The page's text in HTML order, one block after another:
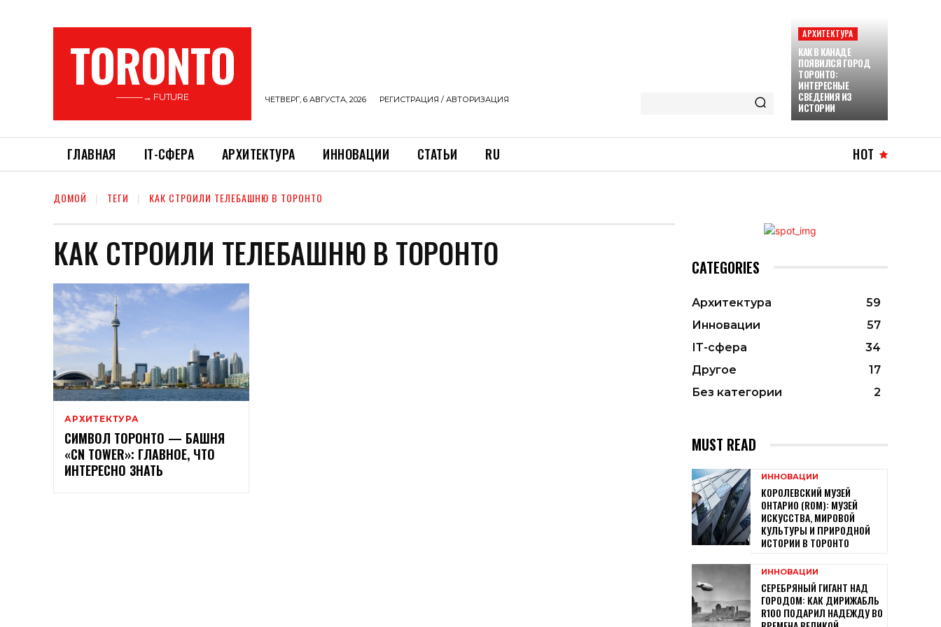
TORONTO
———→ FUTURE ЧЕТВЕРГ, 6 АВГУСТА, 2026 РЕГИСТРАЦИЯ / АВТОРИЗАЦИЯ
АРХИТЕКТУРА
КАК В КАНАДЕ
ПОЯВИЛСЯ ГОРОД
ТОРОНТО:
ИНТЕРЕСНЫЕ
СВЕДЕНИЯ ИЗ
ИСТОРИИ
ГЛАВНАЯ ІТ-СФЕРА АРХИТЕКТУРА ИННОВАЦИИ СТАТЬИ RU HOT
ДОМОЙ ТЕГИ КАК СТРОИЛИ ТЕЛЕБАШНЮ В ТОРОНТО
КАК СТРОИЛИ ТЕЛЕБАШНЮ В ТОРОНТО
АРХИТЕКТУРА
СИМВОЛ ТОРОНТО — БАШНЯ
«CN TOWER»: ГЛАВНОЕ, ЧТО
ИНТЕРЕСНО ЗНАТЬ
CATEGORIES
Архитектура
59
Инновации
57
ІТ-сфера
34
Другое
17
Без категории
2
MUST READ
ИННОВАЦИИ
КОРОЛЕВСКИЙ МУЗЕЙ
ОНТАРИО (ROM): МУЗЕЙ
ИСКУССТВА, МИРОВОЙ
КУЛЬТУРЫ И ПРИРОДНОЙ
ИСТОРИИ В ТОРОНТО
ИННОВАЦИИ
СЕРЕБРЯНЫЙ ГИГАНТ НАД
ГОРОДОМ: КАК ДИРИЖАБЛЬ
R100 ПОДАРИЛ НАДЕЖДУ ВО